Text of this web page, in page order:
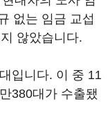
없는 임금 교섭
않았습니다.
입니다. 이 중 11
380대가 수출됐